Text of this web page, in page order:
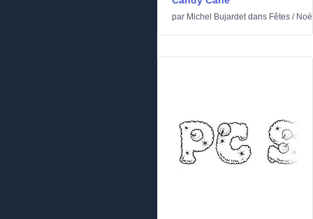
par Michel Bujardetdans Fêtes /